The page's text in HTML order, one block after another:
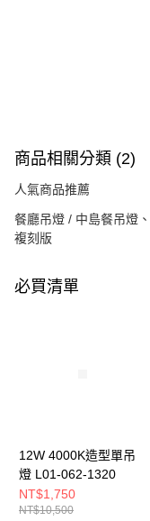
商品相關分類 (2)
人氣商品推薦
餐廳吊燈 / 中島餐吊燈
複刻版
必買清單
12W 4000K造型單吊
燈 L01-062-1320
NT$1,750
NT$10,500